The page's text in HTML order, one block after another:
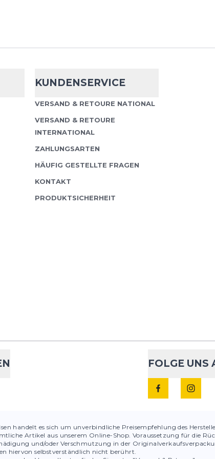
KUNDENSERVICE
VERSAND & RETOURE NATIONAL
VERSAND & RETOURE
INTERNATIONAL
ZAHLUNGSARTEN
HÄUFIG GESTELLTE FRAGEN
KONTAKT
PRODUKTSICHERHEIT
FOLGE UNS
handelt es sich um unverbindliche Preisempfehlung des
Artikel aus unserem Online-Shop. Voraussetzung für die
und/oder Verschmutzung in der
hiervon selbstverständlich nicht berührt.